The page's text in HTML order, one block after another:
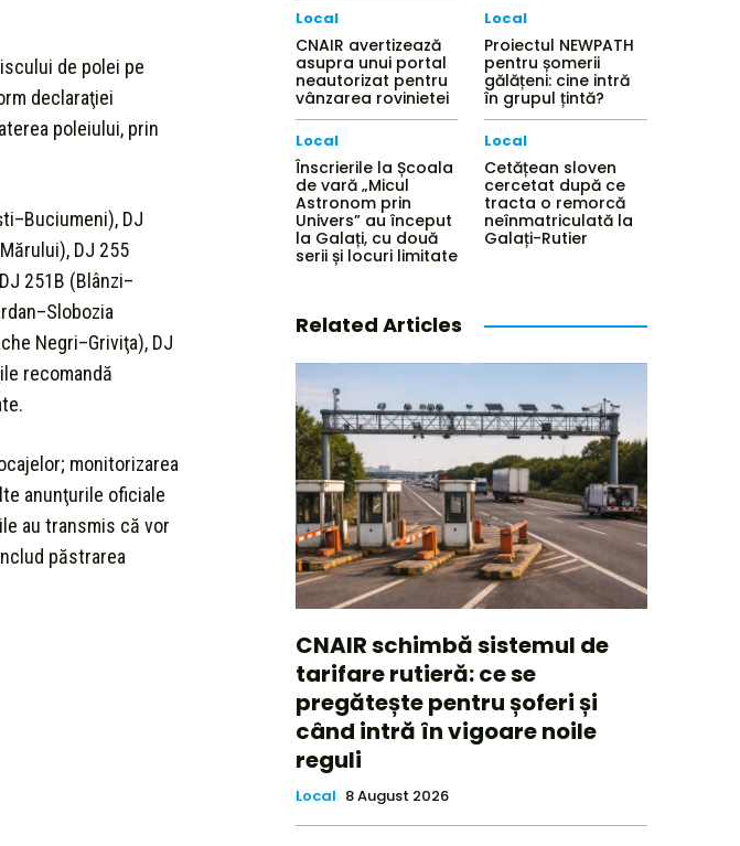
de polei pe
declaraţiei
poleiului, prin
DJ
DJ 255
251B (Blânzi–
Negri–Griviţa), DJ
recomandă
monitorizarea
anunţurile oficiale
au transmis că vor
păstrarea
Local
CNAIR avertizează
asupra unui portal
neautorizat pentru
vânzarea rovinietei
Local
Proiectul NEWPATH
pentru șomerii
gălățeni: cine intră
în grupul țintă?
Local
Înscrierile la Școala
de vară „Micul
Astronom prin
Univers” au început
la Galați, cu două
serii și locuri limitate
Local
Cetățean sloven
cercetat după ce
tracta o remorcă
neînmatriculată la
Galați-Rutier
Related Articles
CNAIR schimbă sistemul de
tarifare rutieră: ce se
pregătește pentru șoferi și
când intră în vigoare noile
reguli
Local 8 August 2026